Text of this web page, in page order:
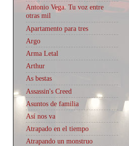
Antonio Vega. Tu voz entre
otras mil
Apartamento para tres
Argo
Arma Letal
Arthur
As bestas
Assassin's Creed
Asuntos de familia
Así nos va
Atrapado en el tiempo
Atrapando un monstruo